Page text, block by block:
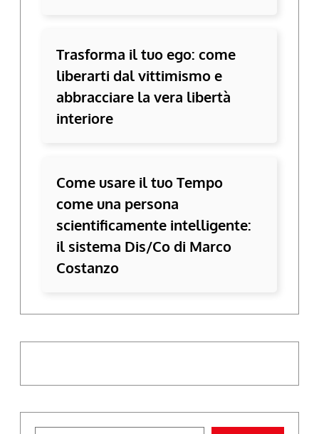
Trasforma il tuo ego: come
liberarti dal vittimismo e
abbracciare la vera libertà
interiore
Come usare il tuo Tempo
come una persona
scientificamente intelligente:
il sistema Dis/Co di Marco
Costanzo
Digita la tua e-mail...